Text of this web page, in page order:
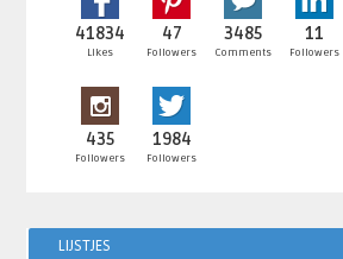
41834
Likes
47
Followers
3485
Comments
11
Followers
435
Followers
1984
Followers
LIJSTJES